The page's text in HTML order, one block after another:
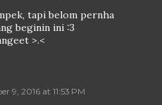
tapi belom pernha
beginin ini :3
>.<
9, 2016 at 11:53 PM